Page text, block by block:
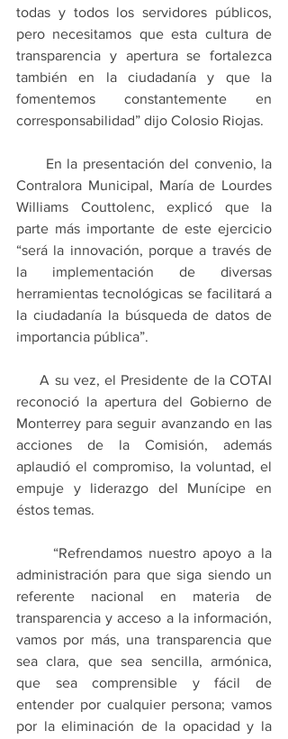
todas y todos los servidores públicos,
pero necesitamos que esta cultura de
transparencia y apertura se fortalezca
también en la ciudadanía y que la
fomentemos constantemente en
corresponsabilidad” dijo Colosio Riojas.
Contralora Municipal, María de Lourdes
Williams Couttolenc, explicó que la
parte más importante de este ejercicio
“será la innovación, porque a través de
la implementación de diversas
herramientas tecnológicas se facilitará a
la ciudadanía la búsqueda de datos de
importancia pública”.
     A su vez, el Presidente de la COTAI
reconoció la apertura del Gobierno de
Monterrey para seguir avanzando en las
acciones de la Comisión, además
aplaudió el compromiso, la voluntad, el
empuje y liderazgo del Munícipe en
éstos temas.
administración para que siga siendo un
referente nacional en materia de
transparencia y acceso a la información,
vamos por más, una transparencia que
sea clara, que sea sencilla, armónica,
que sea comprensible y fácil de
entender por cualquier persona; vamos
por la eliminación de la opacidad y la